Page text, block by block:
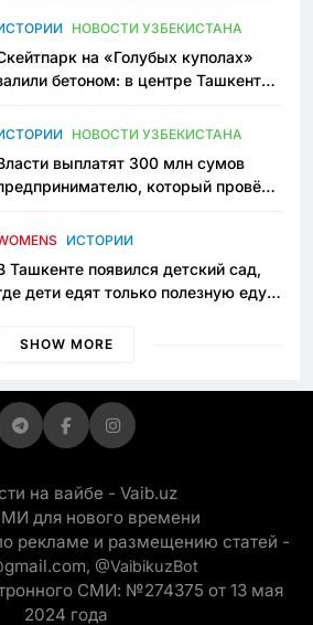
НОВОСТИ УЗБЕКИСТАНА
на «Голубых куполах»
бетоном: в центре Ташкента
НОВОСТИ УЗБЕКИСТАНА
выплатят 300 млн сумов
который провёл
ИСТОРИИ
Ташкенте появился детский сад,
дети едят только полезную еду.
просить «кашу без сахара»
SHOW MORE
на вайбе - Vaib.uz
для нового времени
рекламе и размещению статей -
@VaibikuzBot
СМИ: №274375 от 13 мая
2024 года